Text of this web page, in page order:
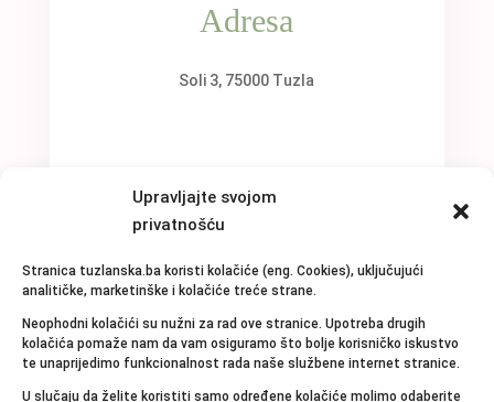
Upravljajte svojom
privatnošću
Stranica tuzlanska.ba koristi kolačiće (eng. Cookies), uključujući
analitičke, marketinške i kolačiće treće strane.
Neophodni kolačići su nužni za rad ove stranice. Upotreba drugih
kolačića pomaže nam da vam osiguramo što bolje korisničko iskustvo
te unaprijedimo funkcionalnost rada naše službene internet stranice.
U slučaju da želite koristiti samo određene kolačiće molimo odaberite
Adresa
Soli 3, 75000 Tuzla